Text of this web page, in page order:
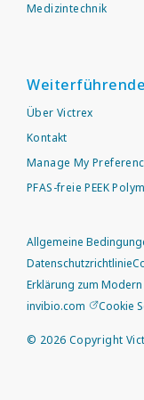
Medizintechnik
Über Victrex
Kontakt
Manage My
PFAS-freie PEEK
Allgemeine
Datenschutzrichtlinie
Erklärung zum Modern
invibio.com
Cookie
© 2026 Copyright